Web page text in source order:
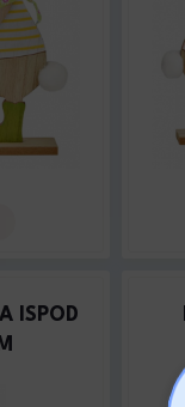
ISPOD